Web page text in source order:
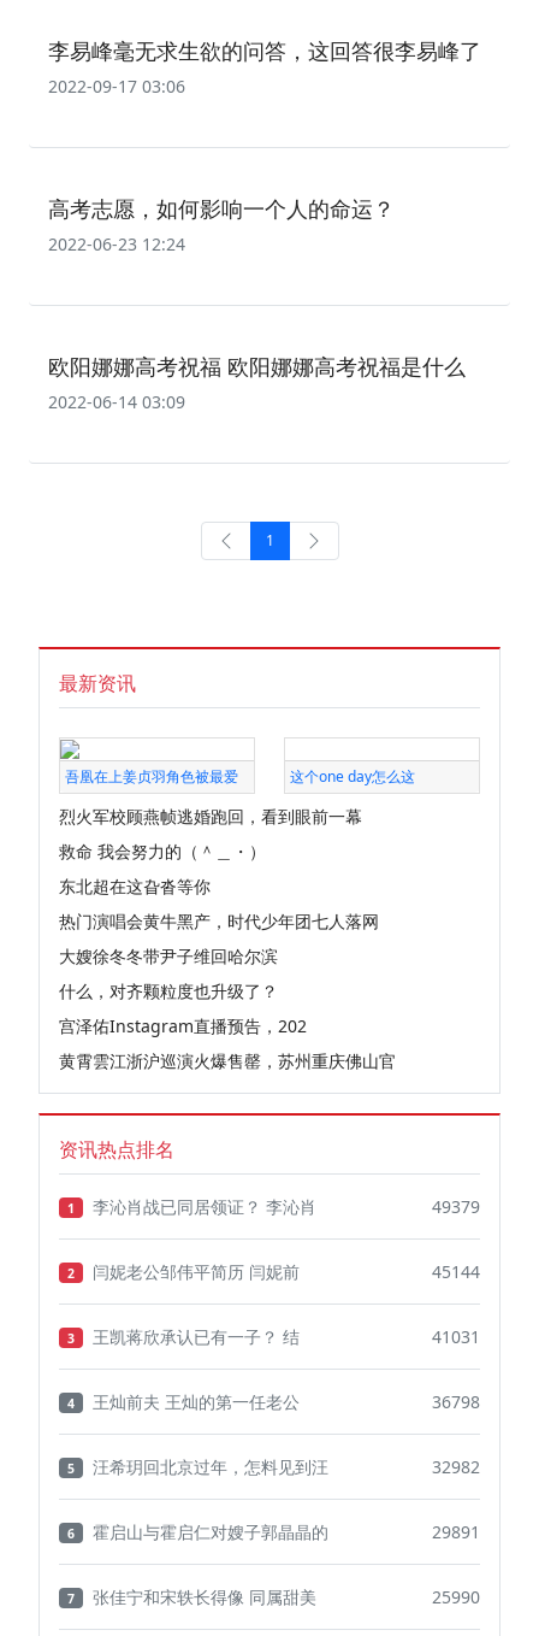
李易峰毫无求生欲的问答，这回答很李易峰了
2022-09-17 03:06
高考志愿，如何影响一个人的命运？
2022-06-23 12:24
欧阳娜娜高考祝福 欧阳娜娜高考祝福是什么
2022-06-14 03:09
1
最新资讯
吾凰在上姜贞羽角色被最爱 这个one day怎么这
烈火军校顾燕帧逃婚跑回，看到眼前一幕
救命 我会努力的（＾＿・）
东北超在这旮沓等你
热门演唱会黄牛黑产，时代少年团七人落网
大嫂徐冬冬带尹子维回哈尔滨
什么，对齐颗粒度也升级了？
宫泽佑Instagram直播预告，202
黄霄雲江浙沪巡演火爆售罄，苏州重庆佛山官
资讯热点排名
1 李沁肖战已同居领证？ 李沁肖 49379
2 闫妮老公邹伟平简历 闫妮前 45144
3 王凯蒋欣承认已有一子？ 结 41031
4 王灿前夫 王灿的第一任老公 36798
5 汪希玥回北京过年，怎料见到汪 32982
6 霍启山与霍启仁对嫂子郭晶晶的 29891
7 张佳宁和宋轶长得像 同属甜美 25990